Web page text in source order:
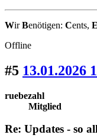
WirBenötigen: Cents, E
Offline
#5 13.01.2026
ruebezahl
Mitglied
Re: Updates - so